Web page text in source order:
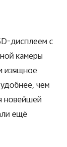
дисплеем с
камеры
изящное
чем
новейшей
ещё